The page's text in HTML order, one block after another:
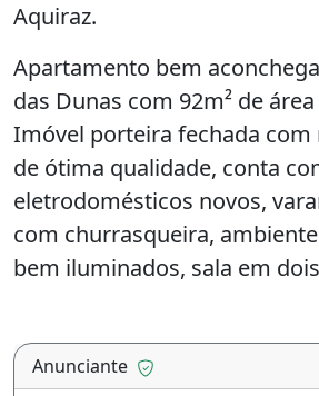
Aquiraz.
Apartamento bem
das Dunas com 92m² de
Imóvel porteira fechada com
de ótima qualidade, conta
eletrodomésticos novos,
com churrasqueira,
bem iluminados, sala em
serviço, banheiro social, 2
Anunciante